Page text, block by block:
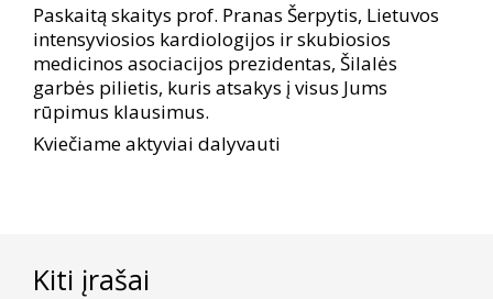
Paskaitą skaitys prof. Pranas Šerpytis, Lietuvos
intensyviosios kardiologijos ir skubiosios
medicinos asociacijos prezidentas, Šilalės
garbės pilietis, kuris atsakys į visus Jums
rūpimus klausimus.
Kviečiame aktyviai dalyvauti
Kiti įrašai